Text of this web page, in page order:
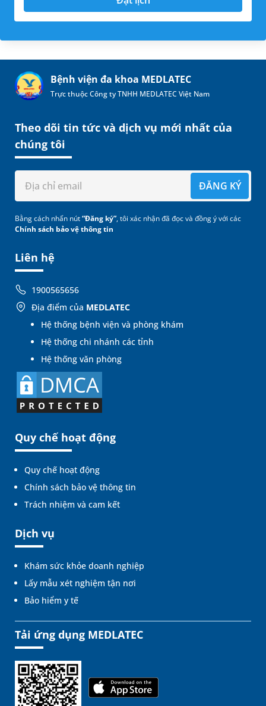
Bệnh viện đa khoa MEDLATEC
Trực thuộc Công ty TNHH MEDLATEC Việt Nam
Liên hệ
1900565656
Địa điểm của MEDLATEC
Hệ thống bệnh viện và phòng khám
Hệ thống chi nhánh các tỉnh
Hệ thống văn phòng
Quy chế hoạt động
Quy chế hoạt động
Chính sách bảo vệ thông tin
Trách nhiệm và cam kết
Dịch vụ
Khám sức khỏe doanh nghiệp
Lấy mẫu xét nghiệm tận nơi
Bảo hiểm y tế
Theo dõi tin tức và dịch vụ mới nhất của
chúng tôi
ĐĂNG KÝ
Bằng cách nhấn nút“Đăng ký”, tôi xác nhận đã đọc và đồng ý với các
Chính sách bảo vệ thông tin
Tải ứng dụng MEDLATEC